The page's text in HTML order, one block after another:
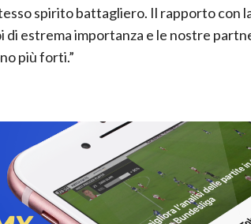
spirito battagliero. Il rapporto con
estrema importanza e le nostre
più forti.”